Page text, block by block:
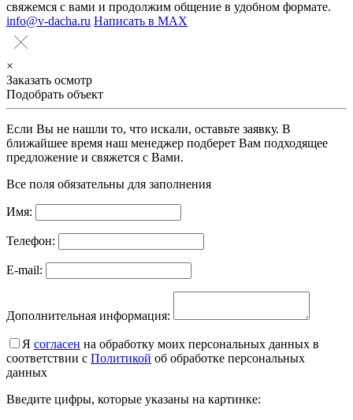
свяжемся с вами и продолжим общение в удобном формате.
info@v-dacha.ru Написать в MAX
×
Заказать осмотр
Подобрать объект
Если Вы не нашли то, что искали, оставьте заявку. В
ближайшее время наш менеджер подберет Вам подходящее
предложение и свяжется с Вами.
Все поля обязательны для заполнения
Имя:
Телефон:
E-mail:
Дополнительная информация:
Я согласен на обработку моих персональных данных в
соответствии с Политикой об обработке персональных
данных
Введите цифры, которые указаны на картинке: